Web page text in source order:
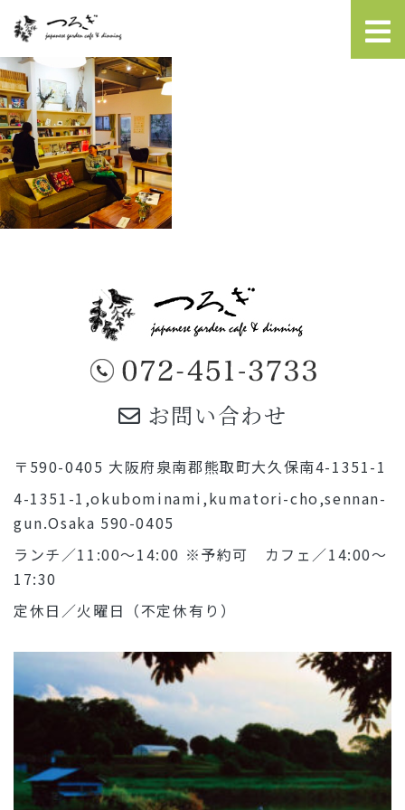
お問い合わせ
〒590-0405 大阪府泉南郡熊取町大久保南4-1351-1
4-1351-1,okubominami,kumatori-cho,sennan-
gun.Osaka 590-0405
ランチ／11:00～14:00 ※予約可 カフェ／14:00～
17:30
定休日／火曜日（不定休有り）